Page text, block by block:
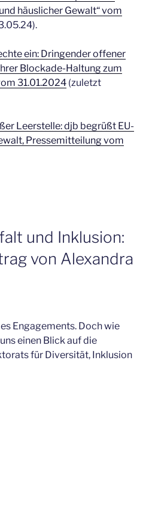
häuslicher Gewalt“ vom
ein: Dringender offener
Blockade-Haltung zum
31.01.2024 (zuletzt
Leerstelle: djb begrüßt EU-
Pressemitteilung vom
und Inklusion:
von Alexandra
Engagements. Doch wie
einen Blick auf die
für Diversität, Inklusion